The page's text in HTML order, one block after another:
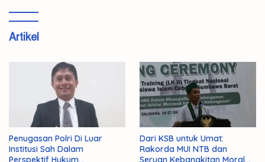
Artikel
Penugasan Polri Di Luar
Institusi Sah Dalam
Perspektif Hukum
Dari KSB untuk Umat:
Rakorda MUI NTB dan
Seruan Kebangkitan Moral